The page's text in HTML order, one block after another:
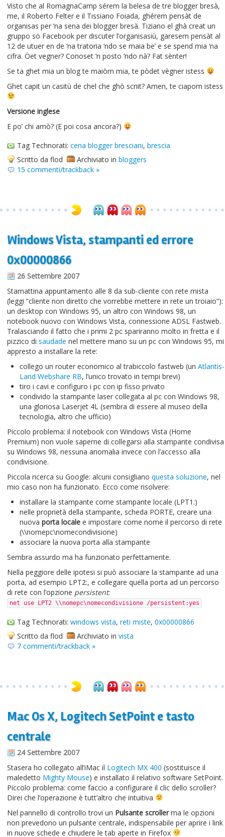
Visto che al RomagnaCamp sérem la belesa de tre blogger bresà,
me, il Roberto Felter e il Tissiano Foiada, ghérem pensàt de
organisas per ‘na sena dei blogger bresà. Tiziano el ghà creat un
gruppo sö Facebook per discuter l’organisasiù, garesem pensàt al
12 de utuer en de ‘na tratoria ‘ndo se maia be’ e se spend mia ‘na
cifra. Öet vegner? Conoset ‘n posto ‘ndo nà? Fat sènter!
Se ta ghet mia un blog te maiòm mia, te pòdet vègner istess
Ghet capit un casitù de chel che ghò scriit? Amen, te ciapom istess
Versione inglese
E po’ chi amò? (E poi cosa ancora?)
Tag Technorati: cena blogger bresciani, brescia
Scritto da flod
Archiviato in bloggers
15 commenti/trackback »
Windows Vista, stampanti ed errore
0x00000866
26 Settembre 2007
Stamattina appuntamento alle 8 da sub-cliente con rete mista
(leggi “cliente non diretto che vorrebbe mettere in rete un troiaio”):
un desktop con Windows 95, un altro con Windows 98, un
notebook nuovo con Windows Vista, connessione ADSL Fastweb.
Tralasciando il fatto che i primi 2 pc spariranno molto in fretta e il
pizzico di saudade nel mettere mano su un pc con Windows 95, mi
appresto a installare la rete:
collego un router economico al trabiccolo fastweb (un Atlantis-
Land Webshare RB, l’unico trovato in tempi brevi)
tiro i cavi e configuro i pc con ip fisso privato
condivido la stampante laser collegata al pc con Windows 98,
una gloriosa Laserjet 4L (sembra di essere al museo della
tecnologia, altro che ufficio)
Piccolo problema: il notebook con Windows Vista (Home
Premium) non vuole saperne di collegarsi alla stampante condivisa
su Windows 98, nessuna anomalia invece con l’accesso alla
condivisione.
Piccola ricerca su Google: alcuni consigliano questa soluzione, nel
mio caso non ha funzionato. Ecco come risolvere:
installare la stampante come stampante locale (LPT1:)
nelle proprietà della stampante, scheda PORTE, creare una
nuova porta locale e impostare come nome il percorso di rete
(\\nomepc\nomecondivisione)
associare la nuova porta alla stampante
Sembra assurdo ma ha funzionato perfettamente.
Nella peggiore delle ipotesi si può associare la stampante ad una
porta, ad esempio LPT2:, e collegare quella porta ad un percorso
di rete con l’opzione persistent:
net use LPT2 \\nomepc\nomecondivisione /persistent:yes
Tag Technorati: windows vista, reti miste, 0x00000866
Scritto da flod
Archiviato in vista
7 commenti/trackback »
Mac Os X, Logitech SetPoint e tasto
centrale
24 Settembre 2007
Stasera ho collegato all’iMac il Logitech MX 400 (sostituisce il
maledetto Mighty Mouse) e installato il relativo software SetPoint.
Piccolo problema: come faccio a configurare il clic dello scroller?
Direi che l’operazione è tutt’altro che intuitiva
Nel pannello di controllo trovi un Pulsante scrollerma le opzioni
non prevedono un pulsante centrale, indispensabile per aprire i link
in nuove schede e chiudere le tab aperte in Firefox